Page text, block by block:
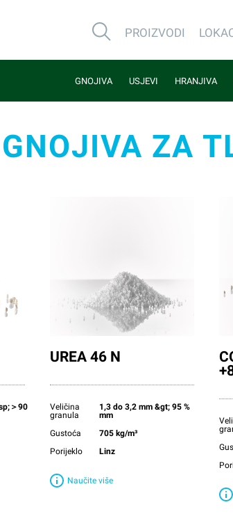
PROIZVODI
GNOJIVA USJEVI HRANJIVA
GNOJIVA ZA
＞90
UREA 46 N
Veličina
granula
1,3 do 3,2 mm &gt; 95 %
mm
Gustoća
705 kg/m³
Porijeklo
Linz
Naučite više